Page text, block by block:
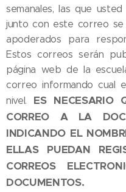
semanales, las que
junto con este correo
apoderados para
Estos correos serán
página web de la
correo informando cual
nivel. ES NECESARIO
CORREO A LA
INDICANDO EL
ELLAS PUEDAN
CORREOS
DOCUMENTOS.